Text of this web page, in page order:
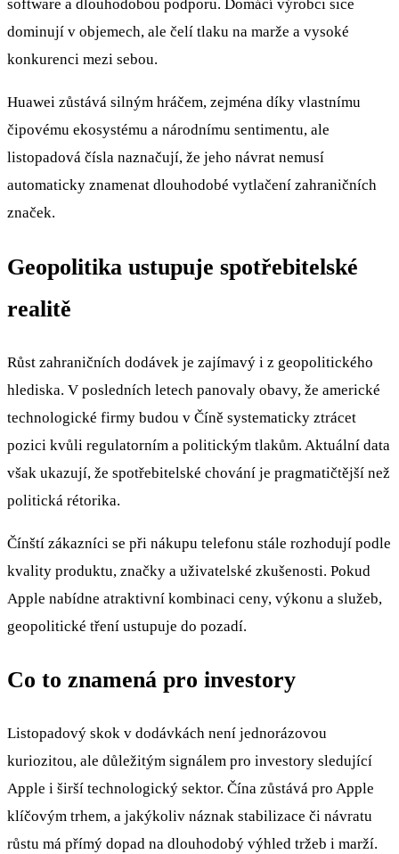
software a dlouhodobou podporu. Domácí výrobci sice
dominují v objemech, ale čelí tlaku na marže a vysoké
konkurenci mezi sebou.
Huawei zůstává silným hráčem, zejména díky vlastnímu
čipovému ekosystému a národnímu sentimentu, ale
listopadová čísla naznačují, že jeho návrat nemusí
automaticky znamenat dlouhodobé vytlačení zahraničních
značek.
Geopolitika ustupuje spotřebitelské
realitě
Růst zahraničních dodávek je zajímavý i z geopolitického
hlediska. V posledních letech panovaly obavy, že americké
technologické firmy budou v Číně systematicky ztrácet
pozici kvůli regulatorním a politickým tlakům. Aktuální data
však ukazují, že spotřebitelské chování je pragmatičtější než
politická rétorika.
Čínští zákazníci se při nákupu telefonu stále rozhodují podle
kvality produktu, značky a uživatelské zkušenosti. Pokud
Apple nabídne atraktivní kombinaci ceny, výkonu a služeb,
geopolitické tření ustupuje do pozadí.
Co to znamená pro investory
Listopadový skok v dodávkách není jednorázovou
kuriozitou, ale důležitým signálem pro investory sledující
Apple i širší technologický sektor. Čína zůstává pro Apple
klíčovým trhem, a jakýkoliv náznak stabilizace či návratu
růstu má přímý dopad na dlouhodobý výhled tržeb i marží.